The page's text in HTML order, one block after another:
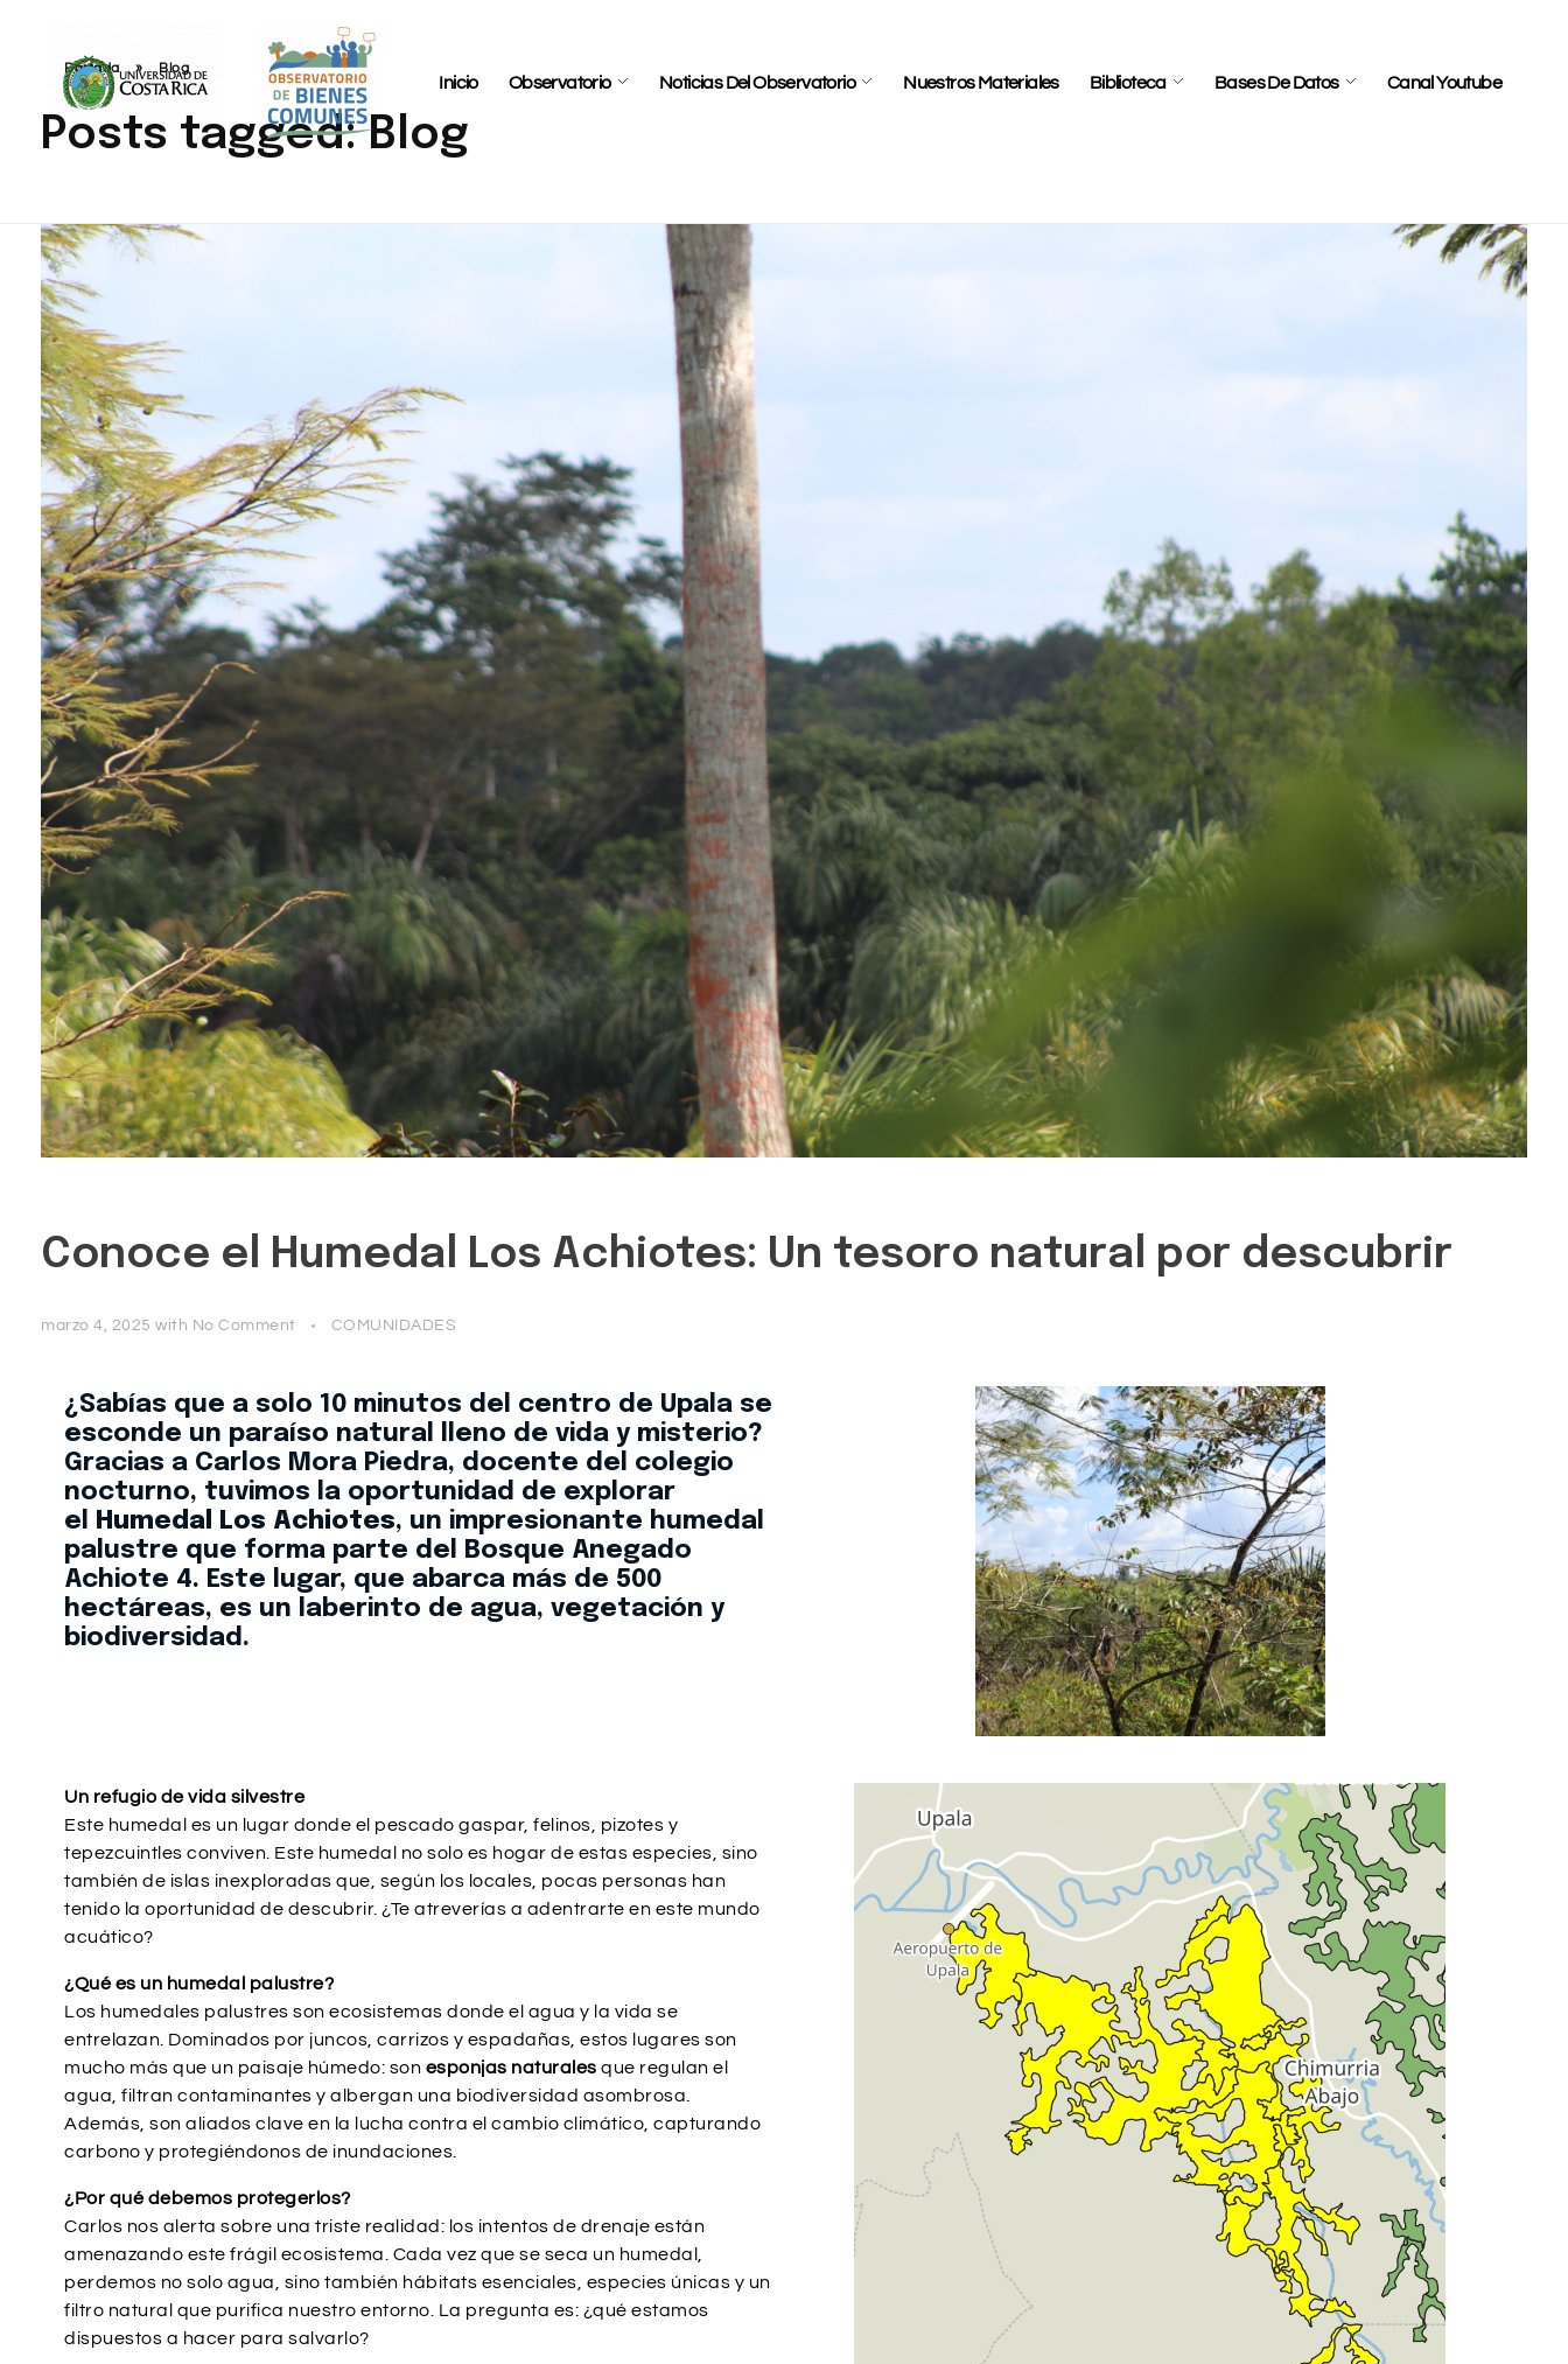
Inicio Observatorio Noticias Del Observatorio Nuestros Materiales Biblioteca Bases De Datos Canal Youtube
Portada » Blog
Posts tagged: Blog
Conoce el Humedal Los Achiotes: Un tesoro natural por descubrir
marzo 4, 2025 with No Comment COMUNIDADES
¿Sabías que a solo 10 minutos del centro de Upala se
esconde un paraíso natural lleno de vida y misterio?
Gracias a Carlos Mora Piedra, docente del colegio
nocturno, tuvimos la oportunidad de explorar
el
Humedal Los Achiotes, un impresionante humedal
palustre que forma parte del Bosque Anegado
Achiote 4. Este lugar, que abarca más de 500
hectáreas, es un laberinto de agua, vegetación y
biodiversidad.
Un refugio de vida silvestre
Este humedal es un lugar donde el pescado gaspar, felinos, pizotes y
tepezcuintles conviven. Este humedal no solo es hogar de estas especies, sino
también de islas inexploradas que, según los locales, pocas personas han
tenido la oportunidad de descubrir. ¿Te atreverías a adentrarte en este mundo
acuático?
¿Qué es un humedal palustre?
Los humedales palustres son ecosistemas donde el agua y la vida se
entrelazan. Dominados por juncos, carrizos y espadañas, estos lugares son
mucho más que un paisaje húmedo: son esponjas naturales que regulan el
agua, filtran contaminantes y albergan una biodiversidad asombrosa.
Además, son aliados clave en la lucha contra el cambio climático, capturando
carbono y protegiéndonos de inundaciones.
¿Por qué debemos protegerlos?
Carlos nos alerta sobre una triste realidad: los intentos de drenaje están
amenazando este frágil ecosistema. Cada vez que se seca un humedal,
perdemos no solo agua, sino también hábitats esenciales, especies únicas y un
filtro natural que purifica nuestro entorno. La pregunta es: ¿qué estamos
dispuestos a hacer para salvarlo?